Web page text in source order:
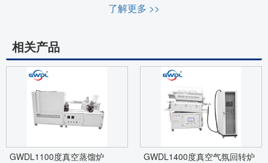
了解更多 >>
相关产品
GWDL1100度真空蒸馏炉 GWDL1400度真空气氛回转炉